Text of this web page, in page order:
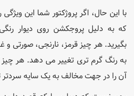
با این حال، اگر پروژکتور شما این ویژگی
که به دلیل پروجکشن روی دیوار
بگیرید. هر چیز قرمز، نارنجی، صورتی
به رنگ گرم تری تغییر می دهد. هر
آن را در جهت مخالف به یک سایه